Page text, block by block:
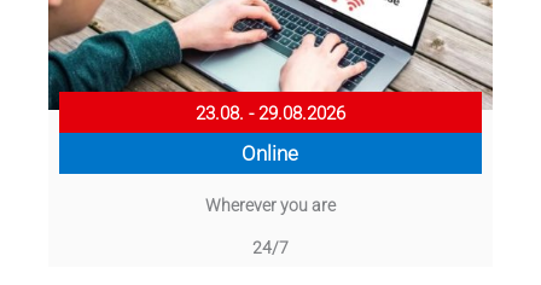
23.08. - 29.08.2026
Online
Wherever you are
24/7